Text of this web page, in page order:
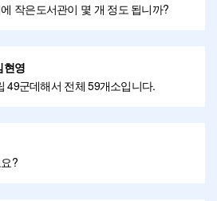
작은도서관이 몇 개 정도 됩니까?
현영
49군데해서 전체 59개소입니다.
?